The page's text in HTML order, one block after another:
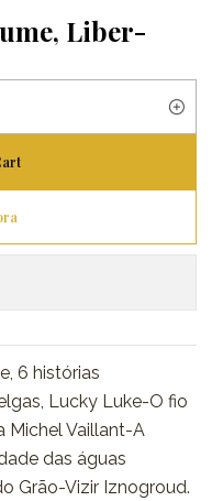
Liber-
6 histórias
Lucky Luke-O fio
Michel Vaillant-A
das águas
Grão-Vizir Iznogroud.